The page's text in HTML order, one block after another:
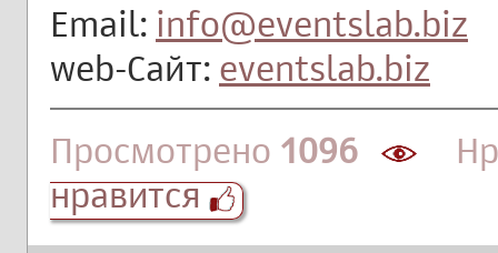
Email: info@eventslab.biz
web-Сайт: eventslab.biz
Просмотрено 1096
нравится